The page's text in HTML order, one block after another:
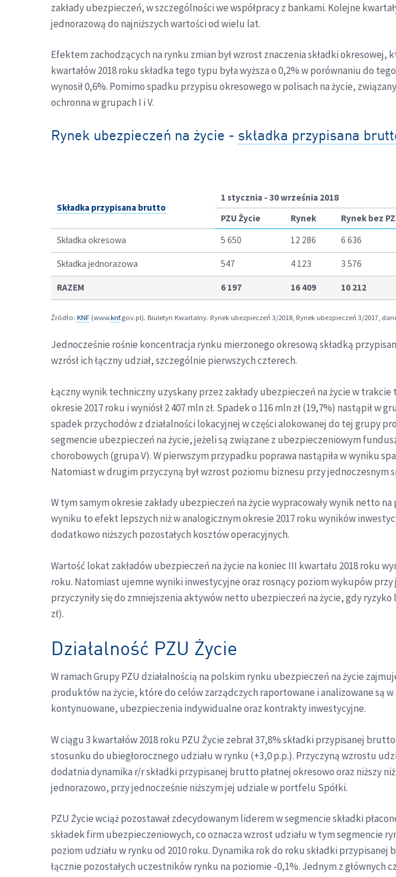
zakłady ubezpieczeń, w szczególności we współpracy z bankami. Kolejne
jednorazową do najniższych wartości od wielu lat.
Efektem zachodzących na rynku zmian był wzrost znaczenia składki
kwartałów 2018 roku składka tego typu była wyższa o 0,2% w porównaniu do
wynosił 0,6%. Pomimo spadku przypisu okresowego w polisach na życie,
ochronna w grupach I i V.
Rynek ubezpieczeń na życie - składka przypisana
Składka przypisana brutto
1 stycznia - 30 września 2018
PZU Życie
Rynek Rynek bez
Składka okresowa
5 650 12 286 6 636
Składka jednorazowa 547 4 123 3 576
RAZEM 6 197 16 409 10 212
Źródło: KNF(www.knf.gov.pl). Biuletyn Kwartalny. Rynek ubezpieczeń 3/2018, Rynek ubezpieczeń 3/2017,
Jednocześnie rośnie koncentracja rynku mierzonego okresową składką
wzrósł ich łączny udział, szczególnie pierwszych czterech.
Łączny wynik techniczny uzyskany przez zakłady ubezpieczeń na życie w trakcie
okresie 2017 roku i wyniósł 2 407 mln zł. Spadek o 116 mln zł (19,7%) nastąpił
spadek przychodów z działalności lokacyjnej w części alokowanej do tej grupy
segmencie ubezpieczeń na życie, jeżeli są związane z ubezpieczeniowym
chorobowych (grupa V). W pierwszym przypadku poprawa nastąpiła w wyniku
Natomiast w drugim przyczyną był wzrost poziomu biznesu przy jednoczesnym
W tym samym okresie zakłady ubezpieczeń na życie wypracowały wynik netto
wyniku to efekt lepszych niż w analogicznym okresie 2017 roku wyników
dodatkowo niższych pozostałych kosztów operacyjnych.
Wartość lokat zakładów ubezpieczeń na życie na koniec III kwartału 2018 roku
roku. Natomiast ujemne wyniki inwestycyjne oraz rosnący poziom wykupów
przyczyniły się do zmniejszenia aktywów netto ubezpieczeń na życie, gdy
zł).
Działalność PZU Życie
W ramach Grupy PZU działalnością na polskim rynku ubezpieczeń na życie
produktów na życie, które do celów zarządczych raportowane i analizowane są
kontynuowane, ubezpieczenia indywidualne oraz kontrakty inwestycyjne.
W ciągu 3 kwartałów 2018 roku PZU Życie zebrał 37,8% składki przypisanej
stosunku do ubiegłorocznego udziału w rynku (+3,0 p.p.). Przyczyną wzrostu
dodatnia dynamika r/r składki przypisanej brutto płatnej okresowo oraz niższy
jednorazowo, przy jednocześnie niższym jej udziale w portfelu Spółki.
PZU Życie wciąż pozostawał zdecydowanym liderem w segmencie składki
składek firm ubezpieczeniowych, co oznacza wzrost udziału w tym segmencie
poziom udziału w rynku od 2010 roku. Dynamika rok do roku składki
łącznie pozostałych uczestników rynku na poziomie -0,1%. Jednym z